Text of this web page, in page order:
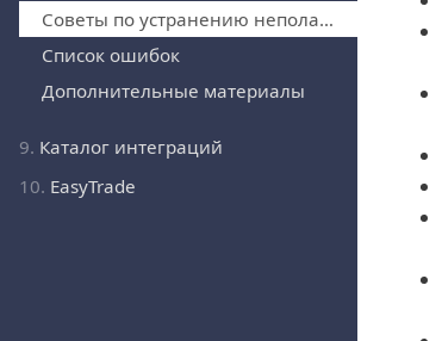
Советы по устранению неполадок
Список ошибок
Дополнительные материалы
9. Каталог интеграций
10. EasyTrade